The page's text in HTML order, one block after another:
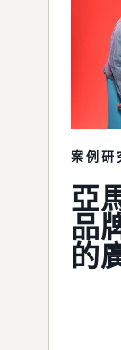
案例研
亞
品
的